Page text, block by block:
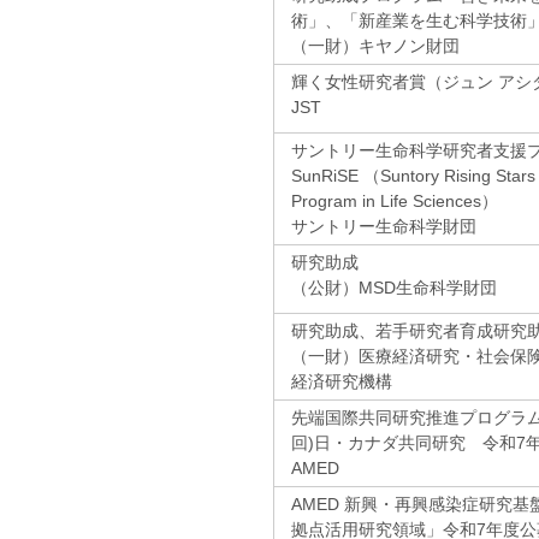
術」、「新産業を生む科学技術
（一財）キヤノン財団
輝く女性研究者賞（ジュン アシ
JST
サントリー生命科学研究者支援
SunRiSE （Suntory Rising
Program in Life Sciences）
サントリー生命科学財団
研究助成
（公財）MSD生命科学財団
研究助成、若手研究者育成研究
（一財）医療経済研究・社会
経済研究機構
先端国際共同研究推進プログラ
回)日・カナダ共同研究 令和7
AMED
AMED 新興・再興感染症研究基
拠点活用研究領域」令和7年度